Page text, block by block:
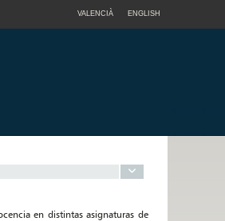
VALENCIÀ ENGLISH
en distintas asignaturas de